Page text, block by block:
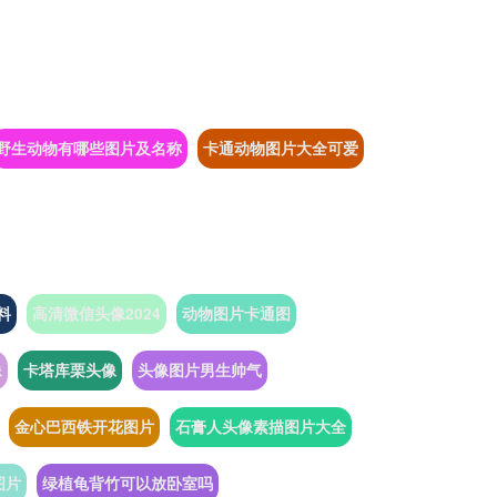
生动物有哪些图片及名称 卡通动物图片大全可爱
高清微信头像2024 动物图片卡通图
卡塔库栗头像 头像图片男生帅气
金心巴西铁开花图片 石膏人头像素描图片大全
片 绿植龟背竹可以放卧室吗